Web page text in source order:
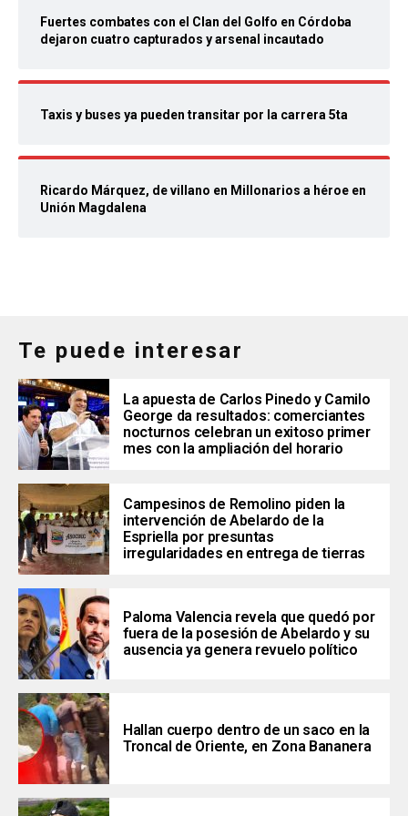
Fuertes combates con el Clan del Golfo en Córdoba
dejaron cuatro capturados y arsenal incautado
Taxis y buses ya pueden transitar por la carrera 5ta
Ricardo Márquez, de villano en Millonarios a héroe en
Unión Magdalena
Te puede interesar
La apuesta de Carlos Pinedo y Camilo
George da resultados: comerciantes
nocturnos celebran un exitoso primer
mes con la ampliación del horario
Campesinos de Remolino piden la
intervención de Abelardo de la
Espriella por presuntas
irregularidades en entrega de tierras
Paloma Valencia revela que quedó por
fuera de la posesión de Abelardo y su
ausencia ya genera revuelo político
Hallan cuerpo dentro de un saco en la
Troncal de Oriente, en Zona Bananera